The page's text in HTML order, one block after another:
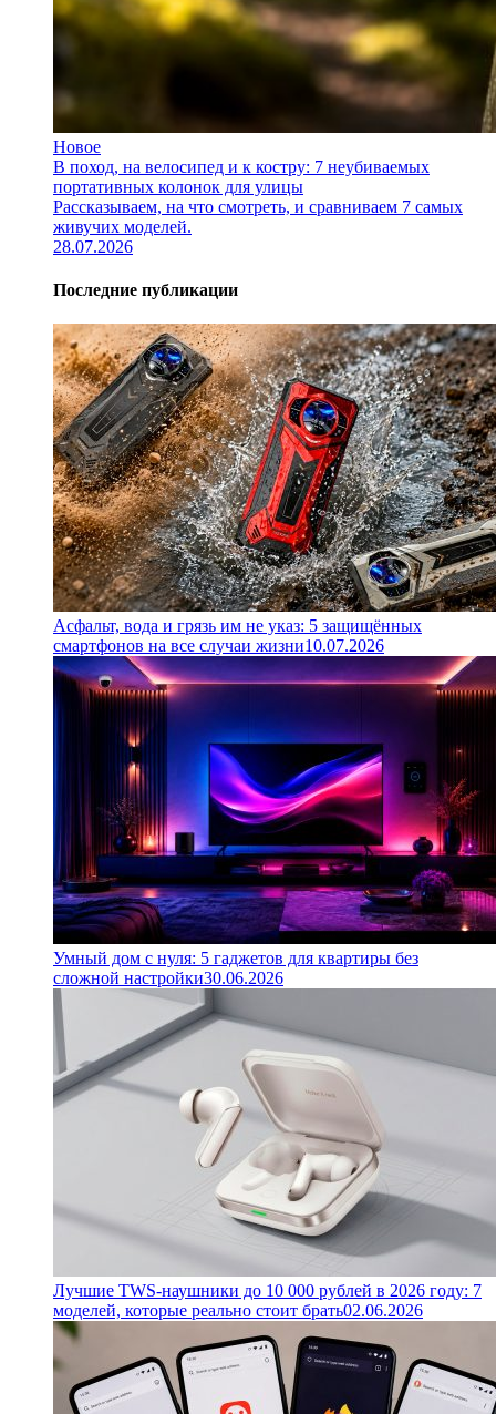
Новое
В поход, на велосипед и к костру: 7 неубиваемых
портативных колонок для улицы
Рассказываем, на что смотреть, и сравниваем 7 самых
живучих моделей.
28.07.2026
Последние публикации
Асфальт, вода и грязь им не указ: 5 защищённых
смартфонов на все случаи жизни10.07.2026
Умный дом с нуля: 5 гаджетов для квартиры без
сложной настройки30.06.2026
Лучшие TWS-наушники до 10 000 рублей в 2026 году: 7
моделей, которые реально стоит брать02.06.2026